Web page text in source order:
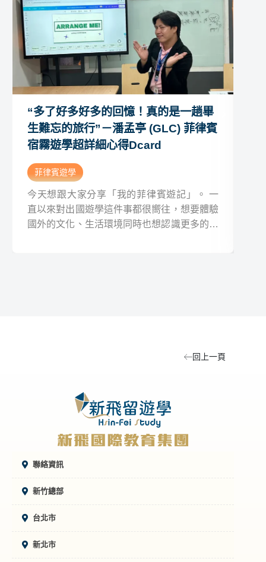
“多了好多好多的回憶！真的是一趟畢
生難忘的旅行”－潘孟亭 (GLC) 菲律賓
宿霧遊學超詳細心得Dcard
菲律賓遊學
今天想跟大家分享「我的菲律賓遊記」。 一
直以來對出國遊學這件事都很嚮往，想要體驗
國外的文化、生活環境同時也想認識更多的新
回上一頁
聯絡資訊
新竹總部
台北市
新北市